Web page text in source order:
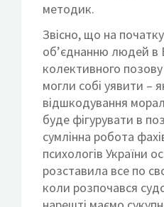
методик.
Звісно, що на
об’єднанню людей в
колективного
могли собі уявити –
відшкодування
буде фігурувати в
сумлінна робота
психологів України
розставила все по
коли розпочався